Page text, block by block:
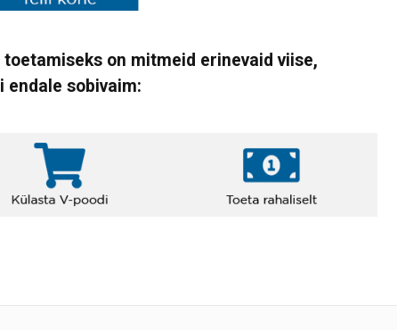
on mitmeid erinevaid viise,
endale sobivaim: